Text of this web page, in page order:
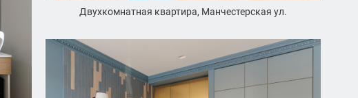
Двухкомнатная квартира, Манчестерская ул.